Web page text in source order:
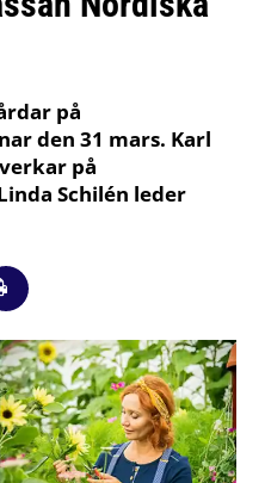
på
den 31 mars. Karl
på
Schilén leder